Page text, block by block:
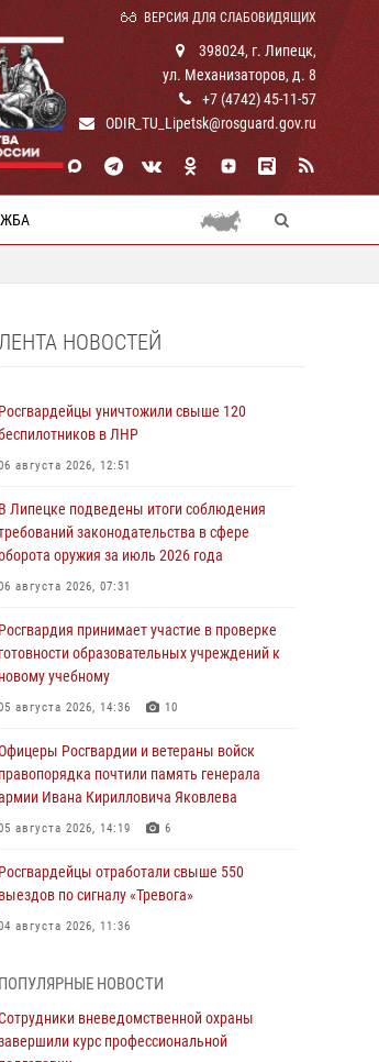
ВЕРСИЯ ДЛЯ СЛАБОВИДЯЩИХ
398024, г. Липецк,
ул. Механизаторов, д. 8
+7 (4742) 45-11-57
ODIR_TU_Lipetsk@rosguard.gov.ru
НОВОСТЕЙ
Росгвардейцы уничтожили свыше 120
в ЛНР
августа 2026, 12:51
В Липецке подведены итоги соблюдения
законодательства в сфере
оружия за июль 2026 года
августа 2026, 07:31
Росгвардия принимает участие в проверке
готовности образовательных учреждений к
новому учебному
августа 2026, 14:36 10
Росгвардии и ветераны войск
правопорядка почтили память генерала
Ивана Кирилловича Яковлева
августа 2026, 14:19 6
Росгвардейцы отработали свыше 550
выездов по сигналу «Тревога»
августа 2026, 11:36
ударные и разведывательные беспилотники
августа 2026, 09:05
ПОПУЛЯРНЫЕ НОВОСТИ
вневедомственной охраны
курс профессиональной